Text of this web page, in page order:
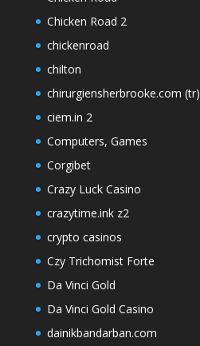
Chicken Road 2
chickenroad
chilton
chirurgiensherbrooke.com (tr)
ciem.in 2
Computers, Games
Corgibet
Crazy Luck Casino
crazytime.ink z2
crypto casinos
Czy Trichomist Forte
Da Vinci Gold
Da Vinci Gold Casino
dainikbandarban.com